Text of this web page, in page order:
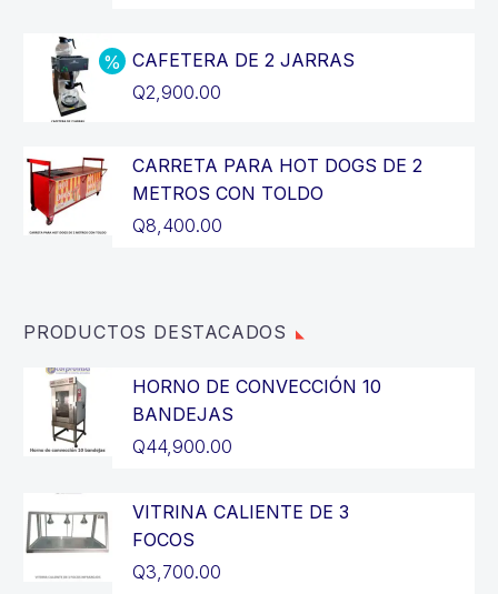
original
era:
precio
actual
CAFETERA DE 2 JARRAS
El
original
era:
Q3,200.00.
Q2,900.00
precio
actual
es:
CARRETA PARA HOT DOGS DE 2
METROS CON TOLDO
Q8,400.00
PRODUCTOS DESTACADOS
HORNO DE CONVECCIÓN 10
BANDEJAS
Q44,900.00
VITRINA CALIENTE DE 3
FOCOS
Q3,700.00